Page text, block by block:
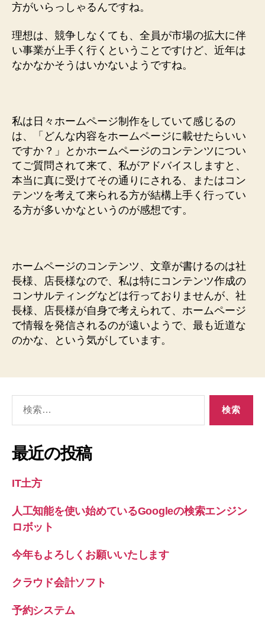
方がいらっしゃるんですね。
理想は、競争しなくても、全員が市場の拡大に伴
い事業が上手く行くということですけど、近年は
なかなかそうはいかないようですね。
私は日々ホームページ制作をしていて感じるの
は、「どんな内容をホームページに載せたらいい
ですか？」とかホームページのコンテンツについ
てご質問されて来て、私がアドバイスしますと、
本当に真に受けてその通りにされる、またはコン
テンツを考えて来られる方が結構上手く行ってい
る方が多いかなというのが感想です。
ホームページのコンテンツ、文章が書けるのは社
長様、店長様なので、私は特にコンテンツ作成の
コンサルティングなどは行っておりませんが、社
長様、店長様が自身で考えられて、ホームページ
で情報を発信されるのが遠いようで、最も近道な
のかな、という気がしています。
象:
最近の投稿
IT土方
人工知能を使い始めているGoogleの検索エンジン
ロボット
今年もよろしくお願いいたします
クラウド会計ソフト
予約システム